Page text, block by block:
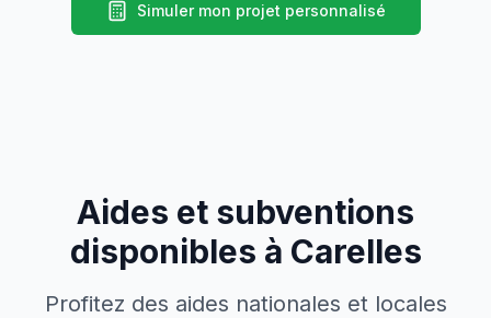
Simuler mon projet personnalisé
Aides et subventions
disponibles à Carelles
Profitez des aides nationales et locales